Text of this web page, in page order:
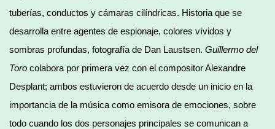
tuberías, conductos y cámaras cilíndricas. Historia que se
desarrolla entre agentes de espionaje, colores vívidos y
sombras profundas, fotografía de Dan Laustsen. Guillermo del
Toro colabora por primera vez con el compositor Alexandre
Desplant; ambos estuvieron de acuerdo desde un inicio en la
importancia de la música como emisora de emociones, sobre
todo cuando los dos personajes principales se comunican a